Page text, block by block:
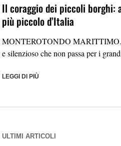
Il coraggio dei piccoli borghi:
più piccolo d’Italia
MONTEROTONDO MARITTIMO.
e silenzioso che non passa per i
LEGGI DI PIÙ
ULTIMI ARTICOLI